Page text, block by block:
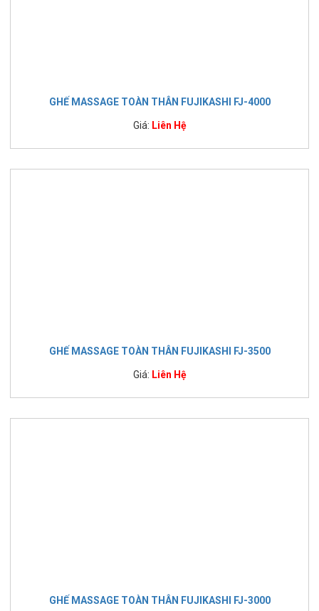
GHẾ MASSAGE TOÀN THÂN FUJIKASHI FJ-4000
Giá: Liên Hệ
GHẾ MASSAGE TOÀN THÂN FUJIKASHI FJ-3500
Giá: Liên Hệ
GHẾ MASSAGE TOÀN THÂN FUJIKASHI FJ-3000